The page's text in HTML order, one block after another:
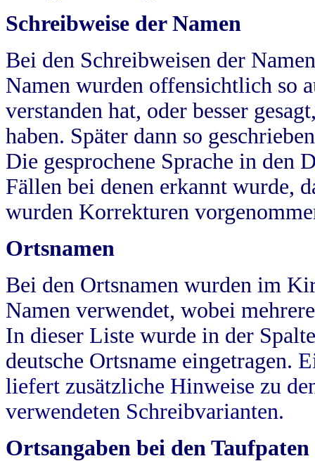
Schreibweise der Namen
Bei den Schreibweisen der
Namen wurden offensichtlich so
verstanden hat, oder besser
haben. Später dann so
Die gesprochene Sprache in
Fällen bei denen erkannt wurde,
wurden Korrekturen
Ortsnamen
Bei den Ortsnamen wurden im
Namen verwendet, wobei
In dieser Liste wurde in der
deutsche Ortsname eingetragen.
liefert zusätzliche Hinweise zu
verwendeten Schreibvarianten.
Ortsangaben bei den Taufpaten